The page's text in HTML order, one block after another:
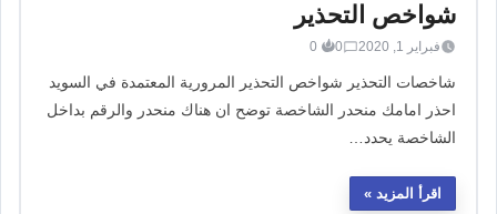
شواخص التحذير
فبراير 1, 2020 0
0
شاخصات التحذير شواخص التحذير المرورية المعتمدة في السويد
احذر امامك منحدر الشاخصة توضح ان هناك منحدر والرقم بداخل
الشاخصة يحدد…
اقرأ المزيد